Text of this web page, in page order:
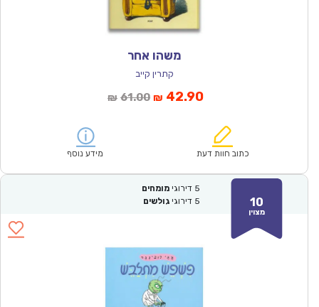
משהו אחר
קתרין קייב
₪ 61.00המחיר
₪61.00.
₪ 42.90המחיר
הוא:
כתוב חוות דעת מידע נוסף
10
מצוין
5 דירוגי מומחים
5 דירוגי גולשים